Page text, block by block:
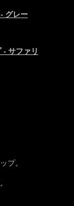
グレー
- サファリ
プ。